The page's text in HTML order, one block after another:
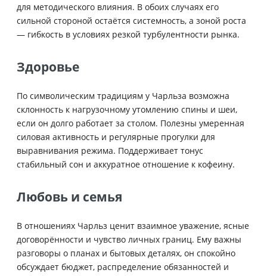
для методического влияния. В обоих случаях его
сильной стороной остаётся системность, а зоной роста
— гибкость в условиях резкой турбулентности рынка.
Здоровье
По символическим традициям у Чарльза возможна
склонность к нагрузочному утомлению спины и шеи,
если он долго работает за столом. Полезны умеренная
силовая активность и регулярные прогулки для
выравнивания режима. Поддерживает тонус
стабильный сон и аккуратное отношение к кофеину.
Любовь и семья
В отношениях Чарльз ценит взаимное уважение, ясные
договорённости и чувство личных границ. Ему важны
разговоры о планах и бытовых деталях, он спокойно
обсуждает бюджет, распределение обязанностей и